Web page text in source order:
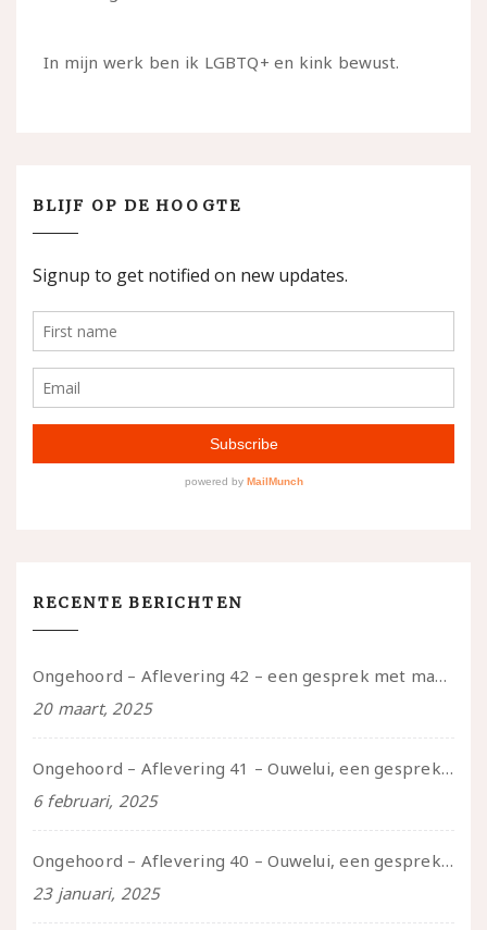
In mijn werk ben ik LGBTQ+ en kink bewust.
BLIJF OP DE HOOGTE
RECENTE BERICHTEN
Ongehoord – Aflevering 42 – een gesprek met marijn over seksueel opbloeien, het ouderschap uitvinden en verschillende leeftijden in je mee dragen
20 maart, 2025
Ongehoord – Aflevering 41 – Ouwelui, een gesprek met Marcelle over polyamorie op latere leeftijd, (mantel)zorg voor je partners en seksueel plezier.
6 februari, 2025
Ongehoord – Aflevering 40 – Ouwelui, een gesprek met Sadie Lune over vormende relaties en de geschiedenis van de queer pornobeweging
23 januari, 2025